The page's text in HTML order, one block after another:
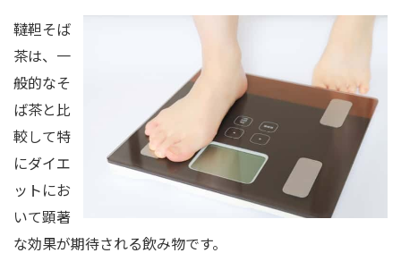
韃靼そば
茶は、一
般的なそ
ば茶と比
較して特
にダイエ
ットにお
いて顕著
な効果が期待される飲み物です。